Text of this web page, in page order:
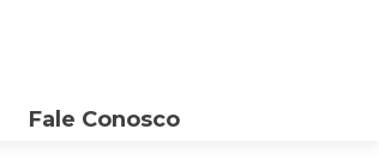
Fale Conosco